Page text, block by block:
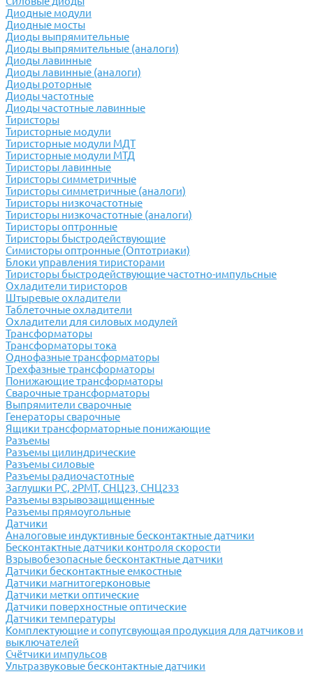
Диодные модули
Диодные мосты
Диоды выпрямительные
Диоды выпрямительные (аналоги)
Диоды лавинные
Диоды лавинные (аналоги)
Диоды роторные
Диоды частотные
Диоды частотные лавинные
Тиристоры
Тиристорные модули
Тиристорные модули МДТ
Тиристорные модули МТД
Тиристоры лавинные
Тиристоры симметричные
Тиристоры симметричные (аналоги)
Тиристоры низкочастотные
Тиристоры низкочастотные (аналоги)
Тиристоры оптронные
Тиристоры быстродействующие
Симисторы оптронные (Оптотриаки)
Блоки управления тиристорами
Тиристоры быстродействующие частотно-импульсные
Охладители тиристоров
Штыревые охладители
Таблеточные охладители
Охладители для силовых модулей
Трансформаторы
Трансформаторы тока
Однофазные трансформаторы
Трехфазные трансформаторы
Понижающие трансформаторы
Сварочные трансформаторы
Выпрямители сварочные
Генераторы сварочные
Ящики трансформаторные понижающие
Разъемы
Разъемы цилиндрические
Разъемы силовые
Разъемы радиочастотные
Заглушки РС, 2РМТ, СНЦ23, СНЦ233
Разъемы взрывозащищенные
Разъемы прямоугольные
Датчики
Аналоговые индуктивные бесконтактные датчики
Бесконтактные датчики контроля скорости
Взрывобезопасные бесконтактные датчики
Датчики бесконтактные емкостные
Датчики магнитогерконовые
Датчики метки оптические
Датчики поверхностные оптические
Датчики температуры
Комплектующие и сопутсвующая продукция для датчиков и
выключателей
Счётчики импульсов
Ультразвуковые бесконтактные датчики